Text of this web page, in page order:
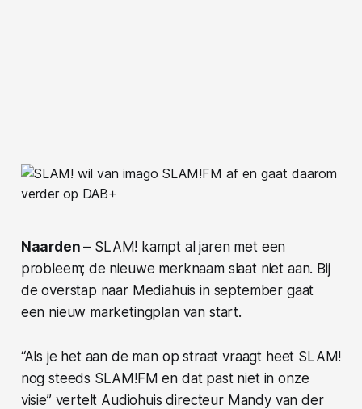
Naarden – SLAM! kampt al jaren met een
probleem; de nieuwe merknaam slaat niet aan. Bij
de overstap naar Mediahuis in september gaat
een nieuw marketingplan van start.
“Als je het aan de man op straat vraagt heet SLAM!
nog steeds SLAM!FM en dat past niet in onze
visie” vertelt Audiohuis directeur Mandy van der